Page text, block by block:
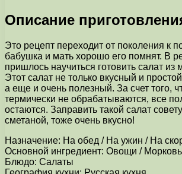
Описание
Это рецепт переходит от поколения к
бабушка и мать хорошо его помнят. В
пришлось научиться готовить салат из
Этот салат не только вкусный и
а еще и очень полезный. За счет того,
термически не обрабатываются, все
остаются. Заправить такой салат
сметаной, тоже очень вкусно!
Назначение: На обед / На ужин / На
Основной ингредиент: Овощи / Морковь
Блюдо: Салаты